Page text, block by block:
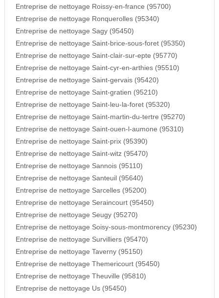
Entreprise de nettoyage Roissy-en-france (95700)
Entreprise de nettoyage Ronquerolles (95340)
Entreprise de nettoyage Sagy (95450)
Entreprise de nettoyage Saint-brice-sous-foret (95350)
Entreprise de nettoyage Saint-clair-sur-epte (95770)
Entreprise de nettoyage Saint-cyr-en-arthies (95510)
Entreprise de nettoyage Saint-gervais (95420)
Entreprise de nettoyage Saint-gratien (95210)
Entreprise de nettoyage Saint-leu-la-foret (95320)
Entreprise de nettoyage Saint-martin-du-tertre (95270)
Entreprise de nettoyage Saint-ouen-l-aumone (95310)
Entreprise de nettoyage Saint-prix (95390)
Entreprise de nettoyage Saint-witz (95470)
Entreprise de nettoyage Sannois (95110)
Entreprise de nettoyage Santeuil (95640)
Entreprise de nettoyage Sarcelles (95200)
Entreprise de nettoyage Seraincourt (95450)
Entreprise de nettoyage Seugy (95270)
Entreprise de nettoyage Soisy-sous-montmorency (95230)
Entreprise de nettoyage Survilliers (95470)
Entreprise de nettoyage Taverny (95150)
Entreprise de nettoyage Themericourt (95450)
Entreprise de nettoyage Theuville (95810)
Entreprise de nettoyage Us (95450)